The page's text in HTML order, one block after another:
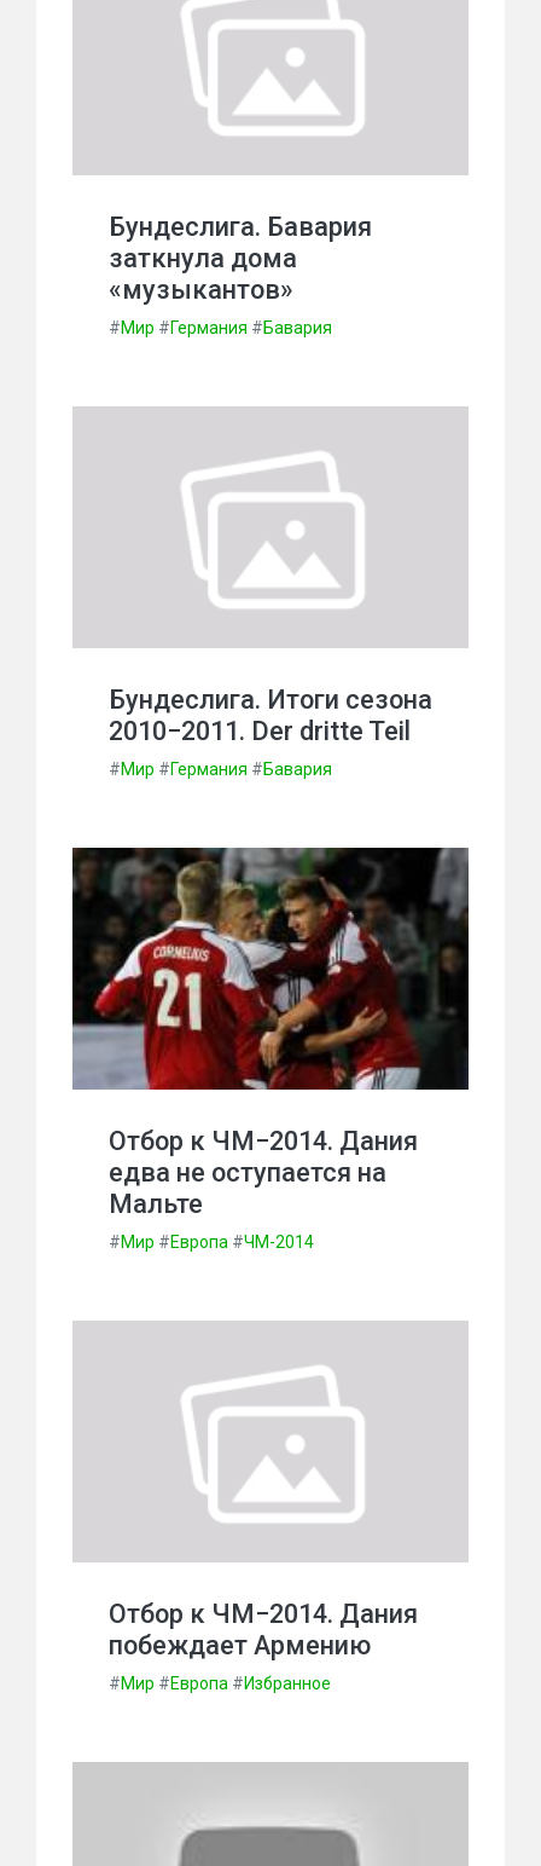
Бундеслига. Бавария
заткнула дома
«музыкантов»
#Мир #Германия #Бавария
Бундеслига. Итоги сезона
2010−2011. Der dritte Teil
#Мир #Германия #Бавария
Отбор к ЧМ−2014. Дания
едва не оступается на
Мальте
#Мир #Европа #ЧМ-2014
Отбор к ЧМ−2014. Дания
побеждает Армению
#Мир #Европа #Избранное